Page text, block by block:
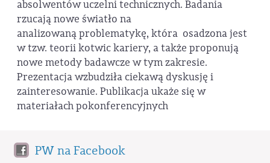
absolwentów uczelni technicznych. Badania
rzucają nowe światło na
analizowaną problematykę, która osadzona jest
w tzw. teorii kotwic kariery, a także proponują
nowe metody badawcze w tym zakresie.
Prezentacja wzbudziła ciekawą dyskusję i
zainteresowanie. Publikacja ukaże się w
materiałach pokonferencyjnych
PW na Facebook